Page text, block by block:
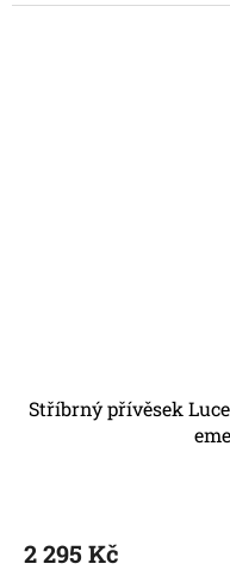
Stříbrný přívěsek
2 295 Kč